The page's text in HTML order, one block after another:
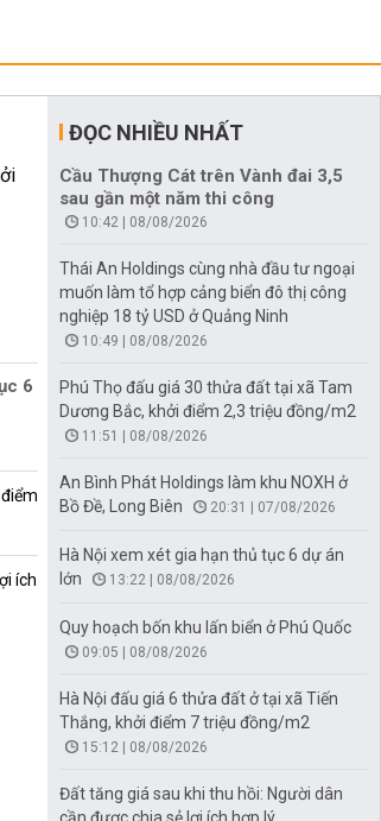
6
ích
ĐỌC NHIỀU NHẤT
Cầu Thượng Cát trên Vành đai 3,5
sau gần một năm thi công
10:42 | 08/08/2026
Thái An Holdings cùng nhà đầu tư ngoại
muốn làm tổ hợp cảng biển đô thị công
nghiệp 18 tỷ USD ở Quảng Ninh
10:49 | 08/08/2026
Phú Thọ đấu giá 30 thửa đất tại xã Tam
Dương Bắc, khởi điểm 2,3 triệu đồng/m2
11:51 | 08/08/2026
An Bình Phát Holdings làm khu NOXH ở
Bồ Đề, Long Biên
20:31 | 07/08/2026
Hà Nội xem xét gia hạn thủ tục 6 dự án
lớn
13:22 | 08/08/2026
Quy hoạch bốn khu lấn biển ở Phú Quốc
09:05 | 08/08/2026
Hà Nội đấu giá 6 thửa đất ở tại xã Tiến
Thắng, khởi điểm 7 triệu đồng/m2
15:12 | 08/08/2026
Đất tăng giá sau khi thu hồi: Người dân